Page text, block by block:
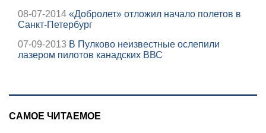
08-07-2014 «Добролет» отложил начало полетов в
Санкт-Петербург
07-09-2013 В Пулково неизвестные ослепили
лазером пилотов канадских ВВС
САМОЕ ЧИТАЕМОЕ